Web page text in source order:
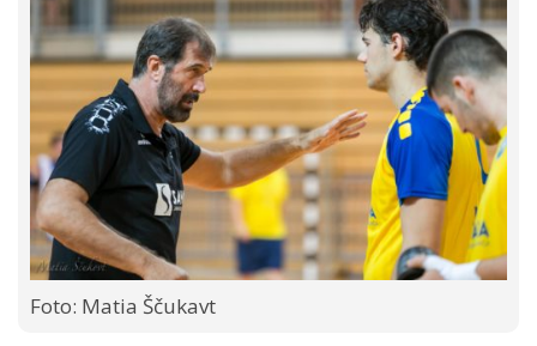
Foto: Matia Ščukavt